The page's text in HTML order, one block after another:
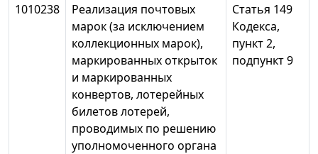
1010238
Реализация почтовых
марок (за исключением
коллекционных марок),
маркированных открыток
и маркированных
конвертов, лотерейных
билетов лотерей,
проводимых по решению
уполномоченного органа
Статья 149
Кодекса,
пункт 2,
подпункт 9